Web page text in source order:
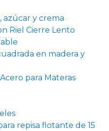
azúcar y crema
Riel Cierre Lento
en madera y
para Materas
repisa flotante de 15